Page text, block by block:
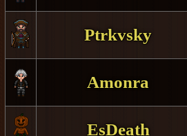
Ptrkvsky
Amonra
EsDeath